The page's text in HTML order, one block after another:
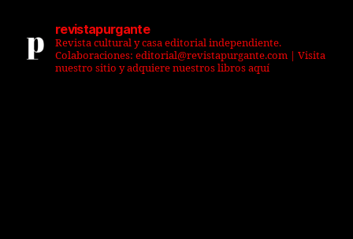
revistapurgante
Revista cultural y casa editorial independiente.
Colaboraciones: editorial@revistapurgante.com | Visita
nuestro sitio y adquiere nuestros libros aquí